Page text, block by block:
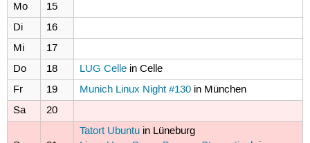
Mo
15
Di
16
Mi
17
Do
18 LUG Celle in Celle
Fr
19 Munich Linux Night #130 in München
Sa
20
Tatort Ubuntu in Lüneburg